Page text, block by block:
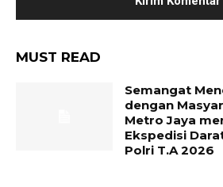
MUST READ
Semangat
dengan
Metro Jaya
Ekspedisi
Polri T.A 2026